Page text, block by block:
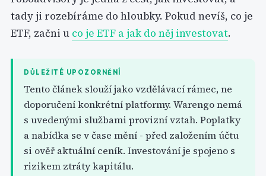
tady ji rozebíráme do hloubky. Pokud nevíš, co je
ETF, začni u co je ETF a jak do něj investovat.
DŮLEŽITÉ UPOZORNĚNÍ
Tento článek slouží jako vzdělávací rámec, ne
doporučení konkrétní platformy. Warengo nemá
s uvedenými službami provizní vztah. Poplatky
a nabídka se v čase mění - před založením účtu
si ověř aktuální ceník. Investování je spojeno s
rizikem ztráty kapitálu.